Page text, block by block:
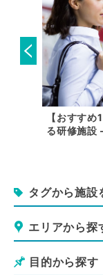
【おすす
る研修施設
タグから施設
エリアから探
目的から探す